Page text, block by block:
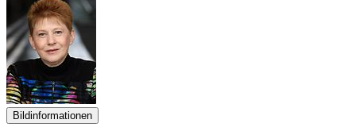
Bildinformationen